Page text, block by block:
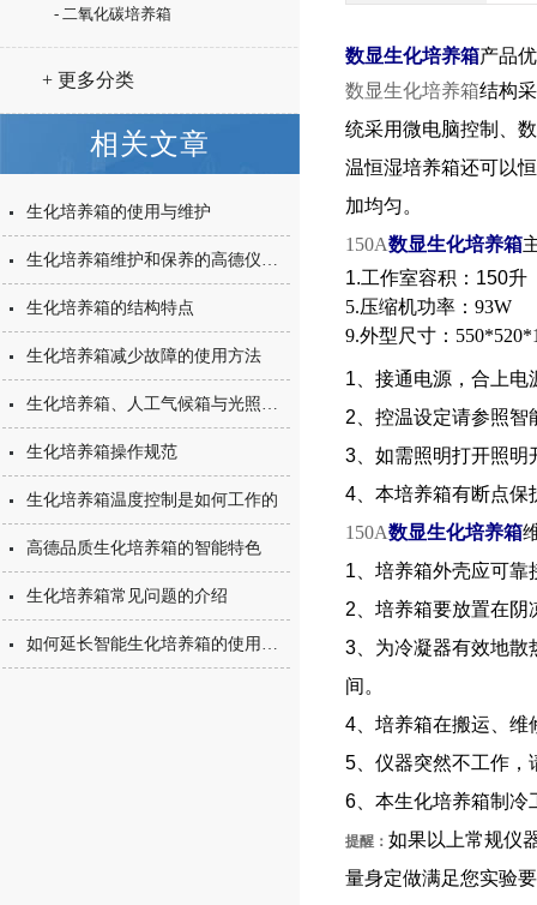
- 二氧化碳培养箱
+ 更多分类
相关文章
生化培养箱的使用与维护
生化培养箱维护和保养的高德仪器建议
生化培养箱的结构特点
生化培养箱减少故障的使用方法
生化培养箱、人工气候箱与光照培养箱的功用特点
生化培养箱操作规范
生化培养箱温度控制是如何工作的
高德品质生化培养箱的智能特色
生化培养箱常见问题的介绍
如何延长智能生化培养箱的使用寿命
数显生化培养箱产品
数显生化培养箱结构
统采用微电脑控制、
温恒湿培养箱还可以
加均匀。
150A数显生化培养箱
1.工作室容积 ：150升
5.压缩机功率：
1 、接通电源，合上
2 、控温设定请参照
3 、如需照明打开照明
4 、本培养箱有断点
150A数显生化培养箱
1 、培养箱外壳应可靠
2 、培养箱要放置在
3 、为冷凝器有效地
间。
4 、培养箱在搬运、
5 、仪器突然不工作
6 、本生化培养箱制冷
提醒： 如果以上常规仪
量身定做满足您实验